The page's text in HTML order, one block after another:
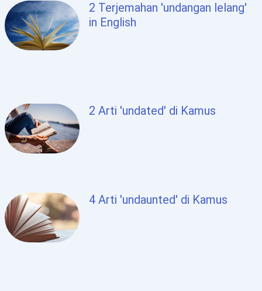
2 Terjemahan 'undangan lelang'
in English
2 Arti 'undated' di Kamus
4 Arti 'undaunted' di Kamus